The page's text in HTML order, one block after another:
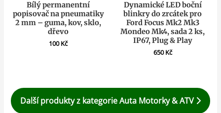
Bílý permanentní
popisovač na pneumatiky
2 mm – guma, kov, sklo,
dřevo
100Kč
Dynamické LED boční
blinkry do zrcátek pro
Ford Focus Mk2 Mk3
Mondeo Mk4, sada 2 ks,
IP67, Plug & Play
650Kč
Další produkty z kategorie Auta Motorky & ATV